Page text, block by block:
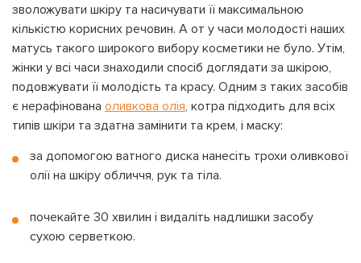
зволожувати шкіру та насичувати її максимальною
кількістю корисних речовин. А от у часи молодості наших
матусь такого широкого вибору косметики не було. Утім,
жінки у всі часи знаходили спосіб доглядати за шкірою,
подовжувати її молодість та красу. Одним з таких засобів
є нерафінована оливкова олія, котра підходить для всіх
типів шкіри та здатна замінити та крем, і маску:
за допомогою ватного диска нанесіть трохи оливкової
олії на шкіру обличчя, рук та тіла.
почекайте 30 хвилин і видаліть надлишки засобу
сухою серветкою.